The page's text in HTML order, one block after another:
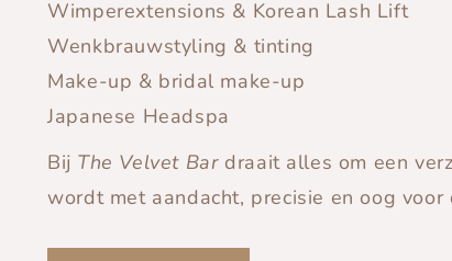
Wimperextensions & Korean Lash Lift
Wenkbrauwstyling & tinting
Make-up & bridal make-up
Japanese Headspa
Bij The Velvet Bardraait alles om een
wordt met aandacht, precisie en oog voor